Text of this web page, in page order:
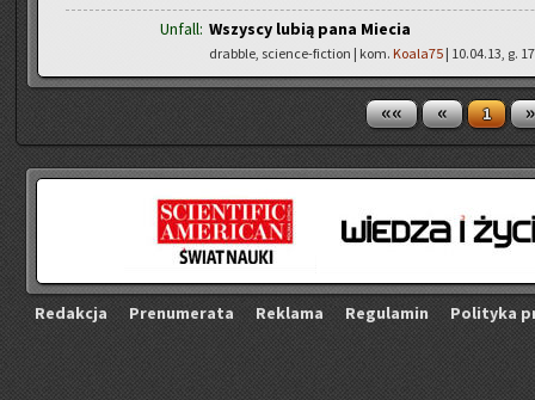
Unfall: Wszyscy lubią pana Miecia
drabble, science-fiction | kom. Koala75 | 10.04.13, g.
«« « 1 »
Re­dak­cja Pre­nu­me­ra­ta Re­kla­ma Re­gu­la­min Po­li­ty­ka